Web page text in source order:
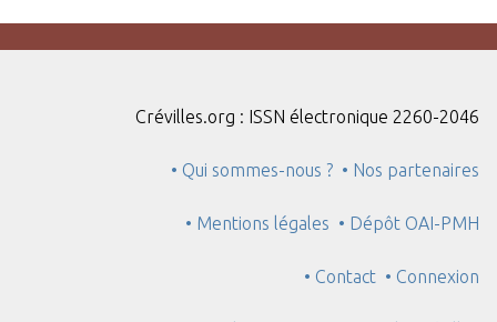
Crévilles.org : ISSN électronique 2260-2046
• Qui sommes-nous ? • Nos partenaires
• Mentions légales • Dépôt OAI-PMH
• Contact • Connexion